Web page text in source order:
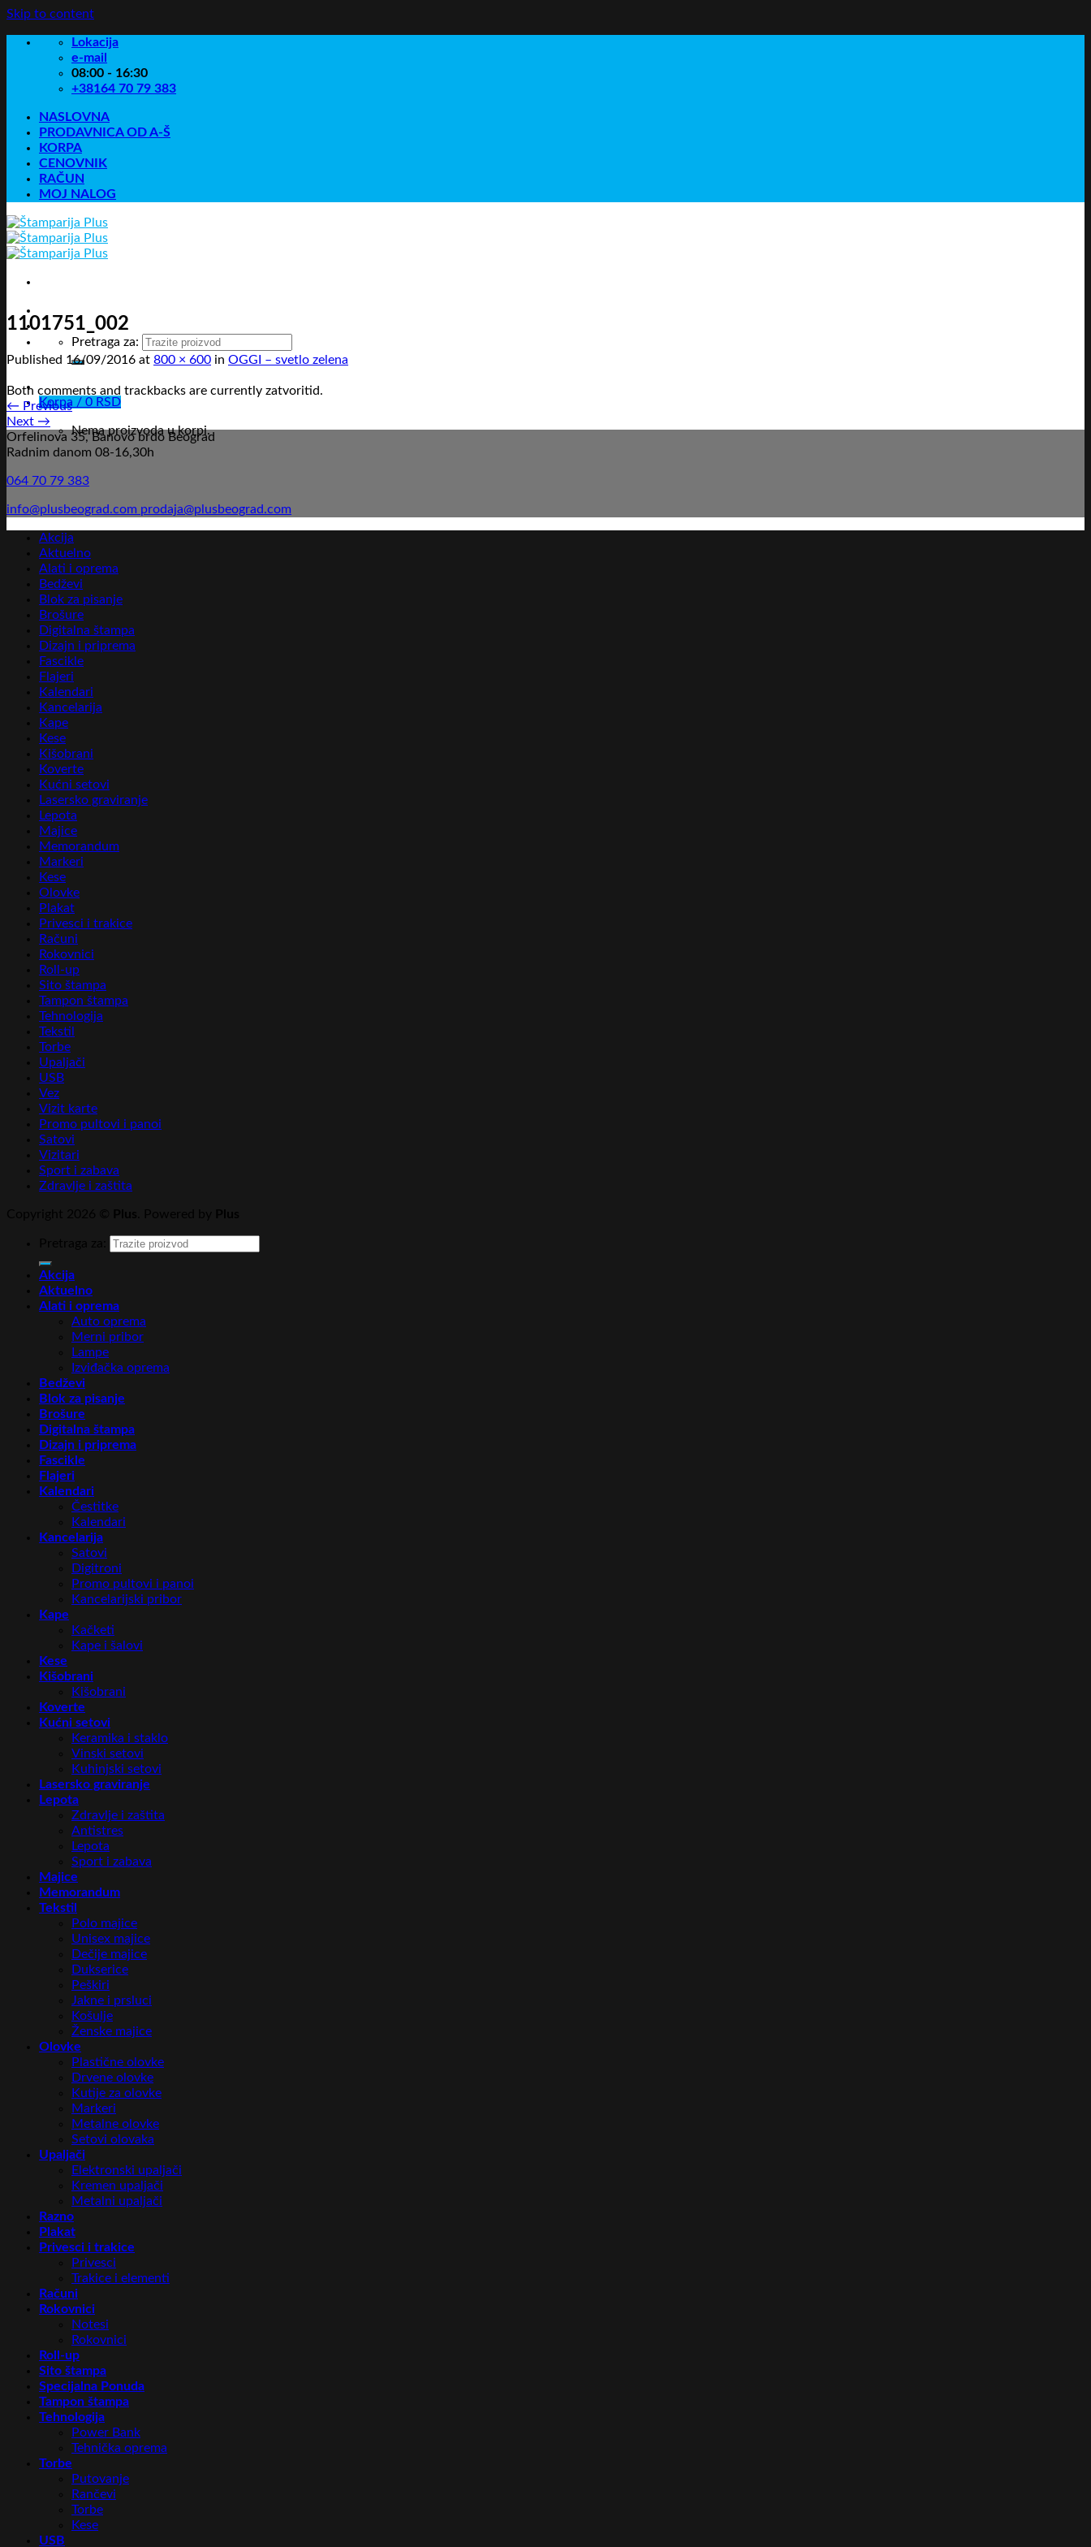
Skip to content
Lokacija
e-mail
08:00 - 16:30
+38164 70 79 383
NASLOVNA
PRODAVNICA OD A-Š
KORPA
CENOVNIK
RAČUN
MOJ NALOG
Pretraga za:
Korpa / 0 RSD
Nema proizvoda u korpi.
1101751_002
Published 16/09/2016 at 800 × 600 in OGGI – svetlo zelena
Both comments and trackbacks are currently zatvoritid.
← Previous
Next →
Orfelinova 35, Banovo brdo Beograd
Radnim danom 08-16,30h
064 70 79 383
info@plusbeograd.com prodaja@plusbeograd.com
Akcija
Aktuelno
Alati i oprema
Bedževi
Blok za pisanje
Brošure
Digitalna štampa
Dizajn i priprema
Fascikle
Flajeri
Kalendari
Kancelarija
Kape
Kese
Kišobrani
Koverte
Kućni setovi
Lasersko graviranje
Lepota
Majice
Memorandum
Markeri
Kese
Olovke
Plakat
Privesci i trakice
Računi
Rokovnici
Roll-up
Sito štampa
Tampon štampa
Tehnologija
Tekstil
Torbe
Upaljači
USB
Vez
Vizit karte
Promo pultovi i panoi
Satovi
Vizitari
Sport i zabava
Zdravlje i zaštita
Akcija
Aktuelno
Alati i oprema
Auto oprema
Merni pribor
Lampe
Izviđačka oprema
Bedževi
Blok za pisanje
Brošure
Digitalna štampa
Dizajn i priprema
Fascikle
Flajeri
Kalendari
Čestitke
Kalendari
Kancelarija
Satovi
Digitroni
Promo pultovi i panoi
Kancelarijski pribor
Kape
Kačketi
Kape i šalovi
Kese
Kišobrani
Kišobrani
Koverte
Kućni setovi
Keramika i staklo
Vinski setovi
Kuhinjski setovi
Lasersko graviranje
Lepota
Zdravlje i zaštita
Antistres
Lepota
Sport i zabava
Majice
Memorandum
Tekstil
Polo majice
Unisex majice
Dečije majice
Dukserice
Peškiri
Jakne i prsluci
Košulje
Ženske majice
Olovke
Plastične olovke
Drvene olovke
Kutije za olovke
Markeri
Metalne olovke
Setovi olovaka
Upaljači
Elektronski upaljači
Kremen upaljači
Metalni upaljači
Razno
Plakat
Privesci i trakice
Privesci
Trakice i elementi
Računi
Rokovnici
Notesi
Rokovnici
Roll-up
Sito štampa
Specijalna Ponuda
Tampon štampa
Tehnologija
Power Bank
Tehnička oprema
Torbe
Putovanje
Rančevi
Torbe
Kese
USB